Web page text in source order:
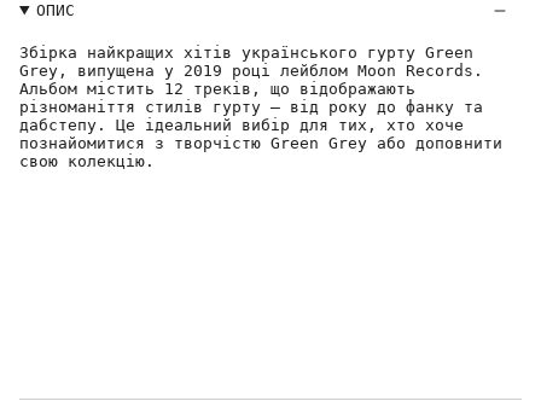
ОПИС
Збірка найкращих хітів українського гурту Green
Grey, випущена у 2019 році лейблом Moon Records.
Альбом містить 12 треків, що відображають
різноманіття стилів гурту — від року до фанку та
дабстепу.
Це ідеальний вибір для тих, хто хоче
познайомитися з творчістю Green Grey або доповнити
свою колекцію.